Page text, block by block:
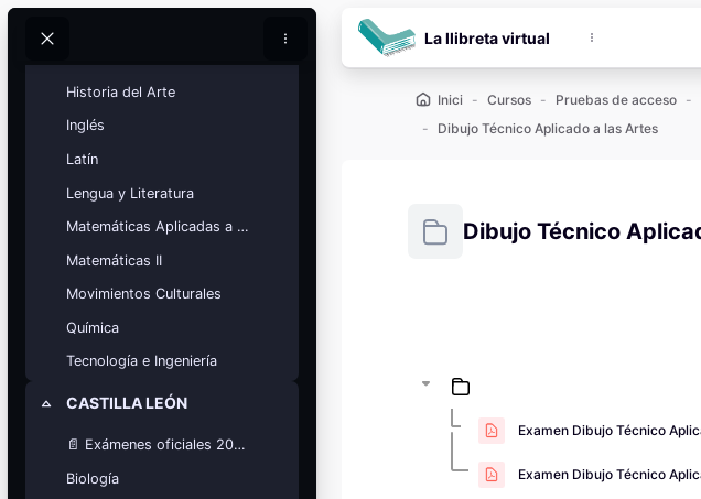
Cerca
BlocsCalendario
académico
clave.
Ver calendario
Historia del Arte
Inglés
Latín
Lengua y Literatura
Matemáticas Aplicadas a las Ciencias Sociales
Matemáticas II
Movimientos Culturales
Química
Tecnología e Ingeniería
RedueixCASTILLA LEÓN
📄 Exámenes oficiales 2025
Biología
La llibreta virtual
Inici Cursos Pruebas de acceso
Dibujo Técnico Aplicado a las Artes
Dibujo Técnico
Examen Dibujo Técnico
Examen Dibujo Técnico